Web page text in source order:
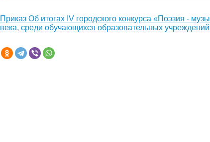
Приказ Об итогах IV городского конкурса «Поэзия -
века, среди обучающихся образовательных